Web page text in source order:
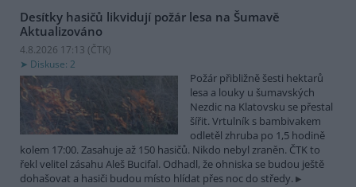
Desítky hasičů likvidují požár lesa na Šumavě
Aktualizováno
4.8.2026 17:13 (ČTK)
Diskuse: 2
Požár přibližně šesti hektarů
lesa a louky u šumavských
Nezdic na Klatovsku se přestal
šířit. Vrtulník s bambivakem
odletěl zhruba po 1,5 hodině
kolem 17:00. Zasahuje až 150 hasičů. Nikdo nebyl zraněn. ČTK to
řekl velitel zásahu Aleš Bucifal. Odhadl, že ohniska se budou ještě
dohašovat a hasiči budou místo hlídat přes noc do středy.